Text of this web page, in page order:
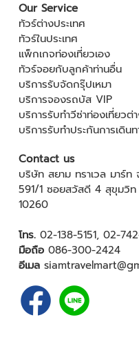
Our Service
ทัวร์ต่างประเทศ
ทัวร์ในประเทศ
แพ็กเกจท่องเที่ยวเอง
ทัวร์จอยกับลูกค้าท่านอื่น
บริการรับจัดกรุ๊ปเหมา
บริการจองรถบัส VIP
บริการรับทำวีซ่าท่องเที่ยวต่
บริการรับทำประกันการเดิน
Contact us
บริษัท สยาม ทราเวล มาร์ท
591/1 ซอยสวัสดี 4 สุขุมวิ
10260
โทร. 02-138-5151, 02-
มือถือ 086-300-2424
อีเมล